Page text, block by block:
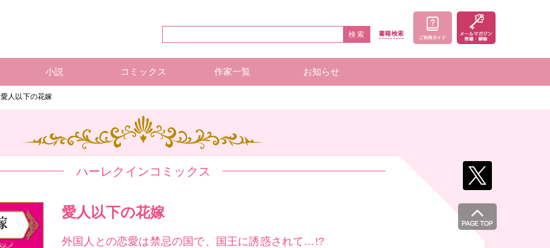
検索 書籍検索
小説 コミックス 作家一覧 お知らせ
愛人以下の花嫁
ハーレクインコミックス
愛人以下の花嫁
外国人との恋愛は禁忌の国で、国王に誘惑されて…!?